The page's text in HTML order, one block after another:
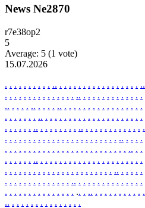
News Ne2870
r7e38op2
5
Average: 5 (1 vote)
15.07.2026
. . . . . . . . . . .. . . . . . . . . . . . . . . . . . ..
. . . . . . . . . . . . . . . .. . . . . . . . . . . . . .
.. . . . . .. . . . . .. . . . . . . . . . . . . . . . . .
. . . . . . . .. . . . . . . . . . . . . . . . . . . . . .
. . . . . . .. . . . . . . . . .. . . . . . . . . . . . . .
. . . . . . . . . . . . . . . . . . . . . . . . .. . . . .
. . . . . . . . . . . . . . . . . . . . . . . . . . .. . .
. . . . . . .. . . . . . . . . . . . . . . . . . . . . . .
. . . . . . . . . . . . . . . . . . . . . . . .. . . . . .
. . . . . . . . . . . . . . .. . . . . . . . . . . . . . .
. . . . . . . . . . . . . . . .. . .. . . . . . . . . . . .
.. . . . . . . . . . . . . . . .